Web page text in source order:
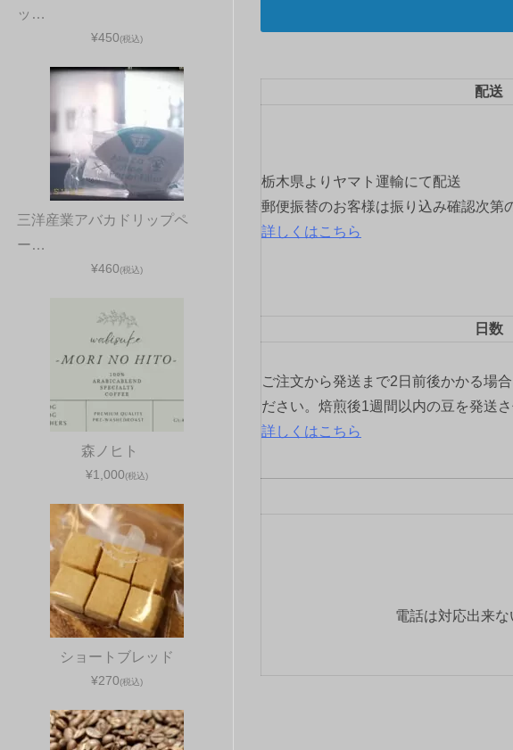
シ
ョ
配送
栃木県よりヤマト運輸にて配送
郵便振替のお客様は振り込み確認次第
詳しくはこちら
日数
ご注文から発送まで2日前後かかる場
ださい。焙煎後1週間以内の豆を発送
詳しくはこちら
電話は対応出来
ッ…
¥450(税込)
三洋産業アバカドリップペ
ー…
¥460(税込)
森ノヒト
¥1,000(税込)
ショートブレッド
¥270(税込)